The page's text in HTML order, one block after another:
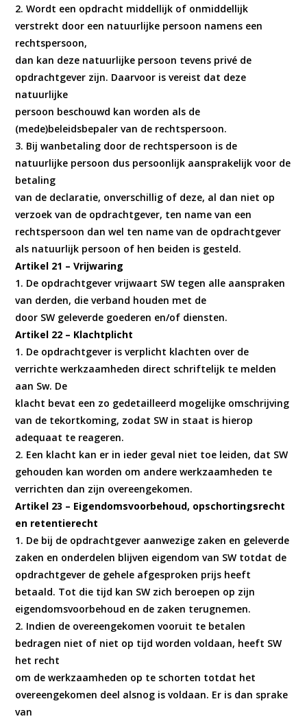
2. Wordt een opdracht middellijk of onmiddellijk
verstrekt door een natuurlijke persoon namens een
rechtspersoon,
dan kan deze natuurlijke persoon tevens privé de
opdrachtgever zijn. Daarvoor is vereist dat deze
natuurlijke
persoon beschouwd kan worden als de
(mede)beleidsbepaler van de rechtspersoon.
3. Bij wanbetaling door de rechtspersoon is de
natuurlijke persoon dus persoonlijk aansprakelijk voor de
betaling
van de declaratie, onverschillig of deze, al dan niet op
verzoek van de opdrachtgever, ten name van een
rechtspersoon dan wel ten name van de opdrachtgever
als natuurlijk persoon of hen beiden is gesteld.
Artikel 21 – Vrijwaring
1. De opdrachtgever vrijwaart SW tegen alle aanspraken
van derden, die verband houden met de
door SW geleverde goederen en/of diensten.
Artikel 22 – Klachtplicht
1. De opdrachtgever is verplicht klachten over de
verrichte werkzaamheden direct schriftelijk te melden
aan Sw. De
klacht bevat een zo gedetailleerd mogelijke omschrijving
van de tekortkoming, zodat SW in staat is hierop
adequaat te reageren.
2. Een klacht kan er in ieder geval niet toe leiden, dat SW
gehouden kan worden om andere werkzaamheden te
verrichten dan zijn overeengekomen.
Artikel 23 – Eigendomsvoorbehoud, opschortingsrecht
en retentierecht
1. De bij de opdrachtgever aanwezige zaken en geleverde
zaken en onderdelen blijven eigendom van SW totdat de
opdrachtgever de gehele afgesproken prijs heeft
betaald. Tot die tijd kan SW zich beroepen op zijn
eigendomsvoorbehoud en de zaken terugnemen.
2. Indien de overeengekomen vooruit te betalen
bedragen niet of niet op tijd worden voldaan, heeft SW
het recht
om de werkzaamheden op te schorten totdat het
overeengekomen deel alsnog is voldaan. Er is dan sprake
van